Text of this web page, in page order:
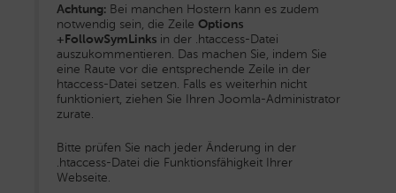
Achtung: Bei manchen Hostern kann es zudem
notwendig sein, die Zeile Options
+FollowSymLinks in der .htaccess-Datei
auszukommentieren. Das machen Sie, indem Sie
eine Raute vor die entsprechende Zeile in der
htaccess-Datei setzen. Falls es weiterhin nicht
funktioniert, ziehen Sie Ihren Joomla-Administrator
zurate.
Bitte prüfen Sie nach jeder Änderung in der
.htaccess-Datei die Funktionsfähigkeit Ihrer
Webseite.